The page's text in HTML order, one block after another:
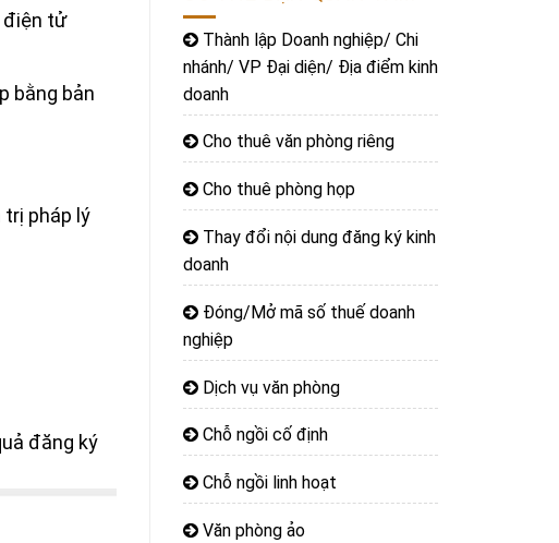
điện tử
bằng bản
trị pháp lý
đăng ký
Thành lập Doanh nghiệp/ Chi
nhánh/ VP Đại diện/ Địa điểm kinh
doanh
Cho thuê văn phòng riêng
Cho thuê phòng họp
Thay đổi nội dung đăng ký kinh
doanh
Đóng/Mở mã số thuế doanh
nghiệp
Dịch vụ văn phòng
Chỗ ngồi cố định
Chỗ ngồi linh hoạt
Văn phòng ảo